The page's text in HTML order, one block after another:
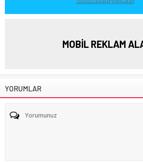
MOBİL REKLAM
YORUMLAR